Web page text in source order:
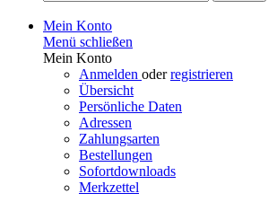
Mein Konto
Menü schließen
Mein Konto
Anmelden oderregistrieren
Übersicht
Persönliche Daten
Adressen
Zahlungsarten
Bestellungen
Sofortdownloads
Merkzettel